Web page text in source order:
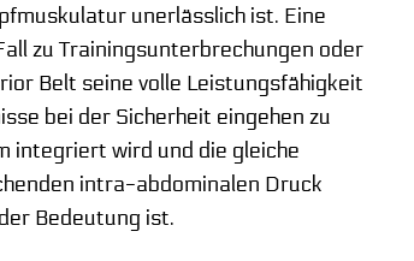
unerlässlich ist. Eine
zu Trainingsunterbrechungen oder
Belt seine volle Leistungsfähigkeit
bei der Sicherheit eingehen zu
integriert wird und die gleiche
intra-abdominalen Druck
Bedeutung ist.